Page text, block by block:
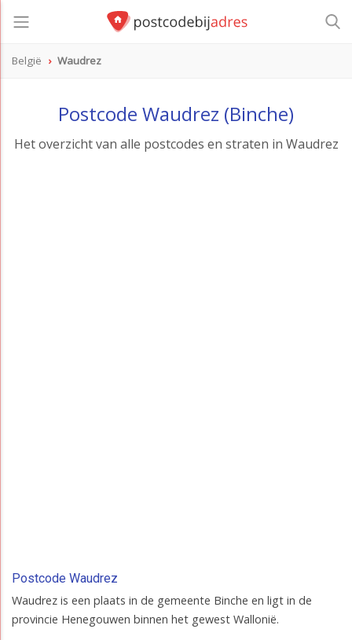
België Waudrez
Postcode Waudrez (Binche)
Het overzicht van alle postcodes en straten in Waudrez
Postcode Waudrez
Waudrez is een plaats in de gemeente Binche en ligt in de
provincie Henegouwen binnen het gewest Wallonië.